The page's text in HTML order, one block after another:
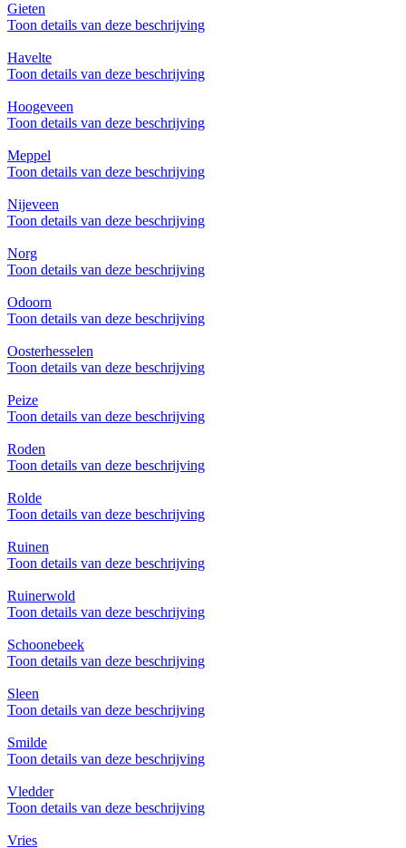
Gieten
Toon details van deze beschrijving
Havelte
Toon details van deze beschrijving
Hoogeveen
Toon details van deze beschrijving
Meppel
Toon details van deze beschrijving
Nijeveen
Toon details van deze beschrijving
Norg
Toon details van deze beschrijving
Odoorn
Toon details van deze beschrijving
Oosterhesselen
Toon details van deze beschrijving
Peize
Toon details van deze beschrijving
Roden
Toon details van deze beschrijving
Rolde
Toon details van deze beschrijving
Ruinen
Toon details van deze beschrijving
Ruinerwold
Toon details van deze beschrijving
Schoonebeek
Toon details van deze beschrijving
Sleen
Toon details van deze beschrijving
Smilde
Toon details van deze beschrijving
Vledder
Toon details van deze beschrijving
Vries